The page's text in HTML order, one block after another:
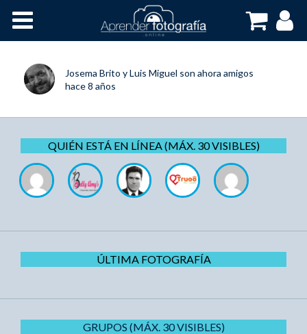
Cursos OnLine
Josema Brito yLuis Miguel son ahora amigos
hace 8 años
QUIÉN ESTÁ EN LÍNEA (MÁX. 30 VISIBLES)
ÚLTIMA FOTOGRAFÍA
GRUPOS (MÁX. 30 VISIBLES)